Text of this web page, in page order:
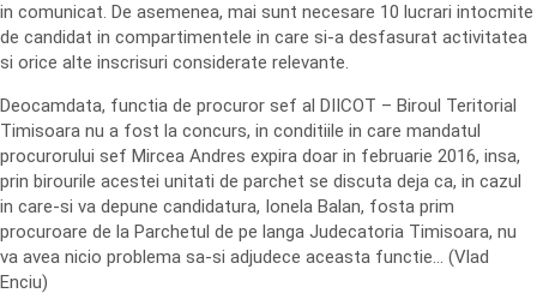
in comunicat. De asemenea, mai sunt necesare 10 lucrari intocmite
de candidat in compartimentele in care si-a desfasurat activitatea
si orice alte inscrisuri considerate relevante.
Deocamdata, functia de procuror sef al DIICOT – Biroul Teritorial
Timisoara nu a fost la concurs, in conditiile in care mandatul
procurorului sef Mircea Andres expira doar in februarie 2016, insa,
prin birourile acestei unitati de parchet se discuta deja ca, in cazul
in care-si va depune candidatura, Ionela Balan, fosta prim
procuroare de la Parchetul de pe langa Judecatoria Timisoara, nu
va avea nicio problema sa-si adjudece aceasta functie… (Vlad
Enciu)